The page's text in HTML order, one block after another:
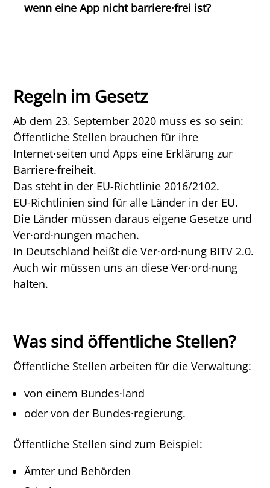
wenn eine App nicht barriere·frei ist?
Regeln im Gesetz
Ab dem 23. September 2020 muss es so sein:
Öffentliche Stellen brauchen für ihre
Internet·seiten und Apps eine Erklärung zur
Barriere·freiheit.
Das steht in der EU-​Richtlinie 2016/2102.
EU-​Richtlinien sind für alle Länder in der EU.
Die Länder müssen daraus eigene Gesetze und
Ver·ord·nungen machen.
In Deutschland heißt die Ver·ord·nung BITV 2.0.
Auch wir müssen uns an diese Ver·ord·nung
halten.
Was sind öffentliche Stellen?
Öffentliche Stellen arbeiten für die Verwaltung:
von einem Bundes·land
oder von der Bundes·regierung.
Öffentliche Stellen sind zum Beispiel:
Ämter und Behörden